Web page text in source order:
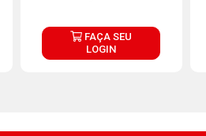
FAÇA SEU
LOGIN